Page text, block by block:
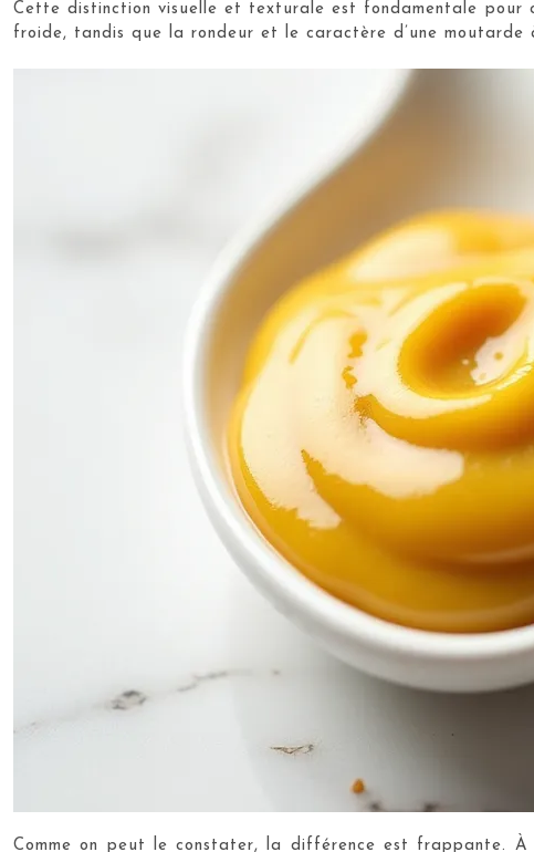
Cette distinction visuelle et texturale est fondamentale
froide, tandis que la rondeur et le caractère d’une
Comme on peut le constater, la différence est frappante.